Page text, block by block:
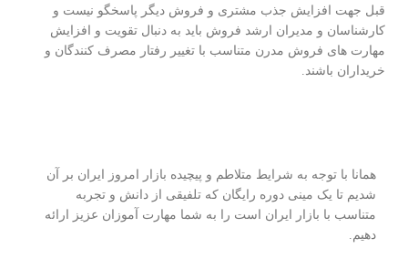
قبل جهت افزایش جذب مشتری و فروش دیگر پاسخگو نیست و
کارشناسان و مدیران ارشد فروش باید به دنبال تقویت و افزایش
مهارت های فروش مدرن متناسب با تغییر رفتار مصرف کنندگان و
خریداران باشند.
همانا با توجه به شرایط متلاطم و پیچیده بازار امروز ایران بر آن
شدیم تا یک مینی دوره رایگان که تلفیقی از دانش و تجربه
متناسب با بازار ایران است را به شما مهارت آموزان عزیز ارائه
دهیم.